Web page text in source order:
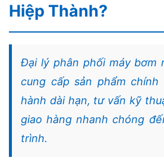
Hiệp Thành?
Đại lý phân phối máy bơm
cung cấp sản phẩm chính
hành dài hạn, tư vấn kỹ
giao hàng nhanh chóng
trình.